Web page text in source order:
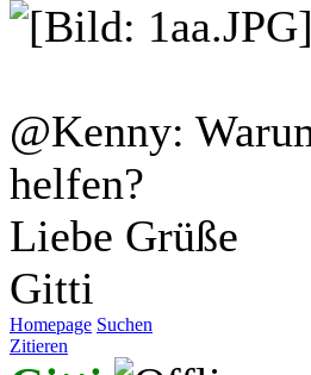
@Kenny:
helfen?
Liebe Grüße
Gitti
Homepage Suchen
Zitieren